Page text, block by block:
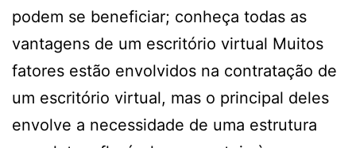
podem se beneficiar; conheça todas as
vantagens de um escritório virtual Muitos
fatores estão envolvidos na contratação de
um escritório virtual, mas o principal deles
envolve a necessidade de uma estrutura